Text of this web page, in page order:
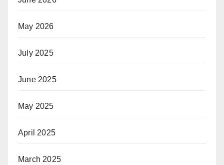
May 2026
July 2025
June 2025
May 2025
April 2025
March 2025